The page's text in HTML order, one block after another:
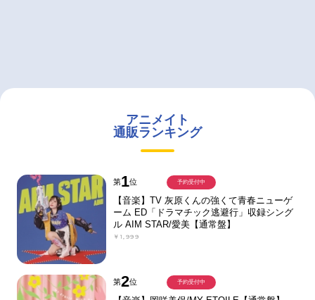
アニメイト
通販ランキング
第1位
【音楽】TV 灰原くんの強くて青春ニューゲ
ーム ED「ドラマチック逃避行」収録シング
ル AIM STAR/愛美【通常盤】
￥1,999
予約受付中
第2位 予約受付中